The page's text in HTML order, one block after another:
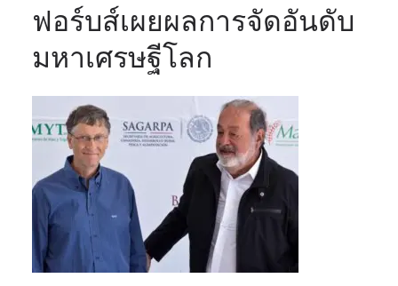
ฟอร์บส์เผยผลการจัดอันดับ
มหาเศรษฐีโลก